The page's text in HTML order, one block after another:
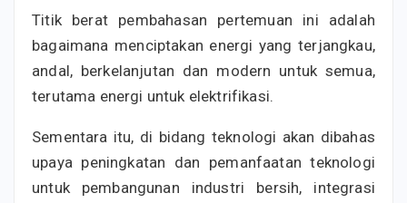
Titik berat pembahasan pertemuan ini adalah
bagaimana menciptakan energi yang terjangkau,
andal, berkelanjutan dan modern untuk semua,
terutama energi untuk elektrifikasi.
Sementara itu, di bidang teknologi akan dibahas
upaya peningkatan dan pemanfaatan teknologi
untuk pembangunan industri bersih, integrasi